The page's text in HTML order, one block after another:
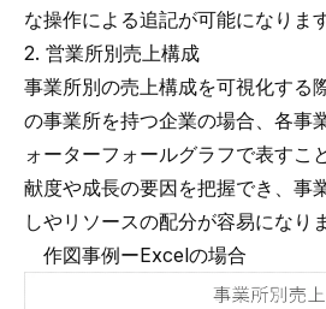
な操作による追記が可能になります
2. 営業所別売上構成
事業所別の売上構成を可視化する
の事業所を持つ企業の場合、各事
ォーターフォールグラフで表すこ
献度や成長の要因を把握でき、事
しやリソースの配分が容易になり
作図事例ーExcelの場合